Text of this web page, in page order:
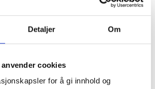
Detaljer Om
cookies
for å gi innhold og
allerede hatt en rekke
Foto: Bjørn A. Grimstad